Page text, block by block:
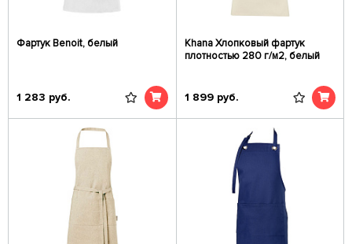
Фартук Benoit, белый
1 283 руб.
Khana Хлопковый фартук
плотностью 280 г/м2, белый
1 899 руб.